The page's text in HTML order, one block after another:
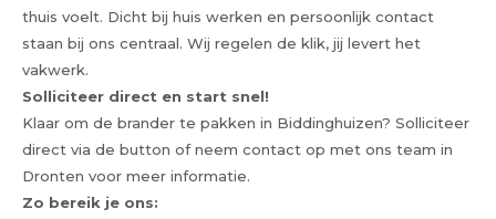
thuis voelt. Dicht bij huis werken en persoonlijk contact
staan bij ons centraal. Wij regelen de klik, jij levert het
vakwerk.
Solliciteer direct en start snel!
Klaar om de brander te pakken in Biddinghuizen? Solliciteer
direct via de button of neem contact op met ons team in
Dronten voor meer informatie.
Zo bereik je ons: